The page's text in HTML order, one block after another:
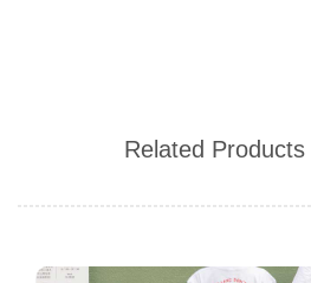
Related Products